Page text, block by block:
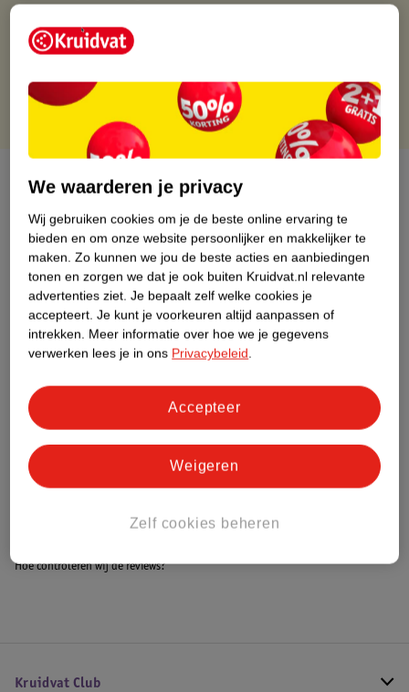
Gratis retourneren via verkooppartner.
Gratis punten met je Kruidvat kaart
Over dit product
Productinformatie
Nature Impact Score
Dit product heeft (nog) geen Nature
Impact Score.
Meer informatie
Bestel & Bezorginformatie
Bekijk ook
Alle Zitverhogers
Hoe controleren wij de reviews?
Kruidvat Club
We waarderen je privacy
Wij gebruiken cookies om je de beste online ervaring te
bieden en om onze website persoonlijker en makkelijker te
maken. Zo kunnen we jou de beste acties en aanbiedingen
tonen en zorgen we dat je ook buiten Kruidvat.nl relevante
advertenties ziet. Je bepaalt zelf welke cookies je
accepteert. Je kunt je voorkeuren altijd aanpassen of
intrekken. Meer informatie over hoe we je gegevens
verwerken lees je in ons Privacybeleid.
Zelf cookies beheren
Weigeren
Accepteer